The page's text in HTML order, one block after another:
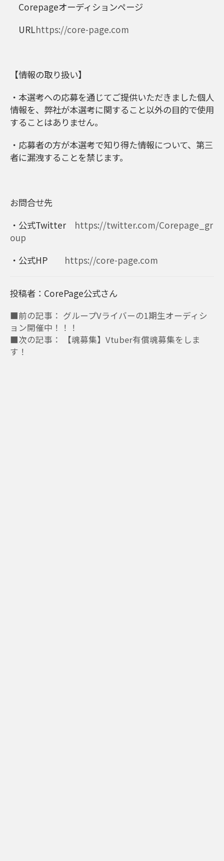
Corepageオーディションページ
URLhttps://core-page.com
【情報の取り扱い】
・本選考への応募を通じてご提供いただきました個人
情報を、弊社が本選考に関すること以外の目的で使用
することはありません。
・応募者の方が本選考で知り得た情報について、第三
者に漏洩することを禁じます。
お問合せ先
・公式Twitter https://twitter.com/Corepage_gr
oup
・公式HP https://core-page.com
投稿者：CorePage公式さん
■前の記事： グループVライバーの1期生オーディシ
ョン開催中！！！
■次の記事： 【魂募集】Vtuber有償魂募集をしま
す！